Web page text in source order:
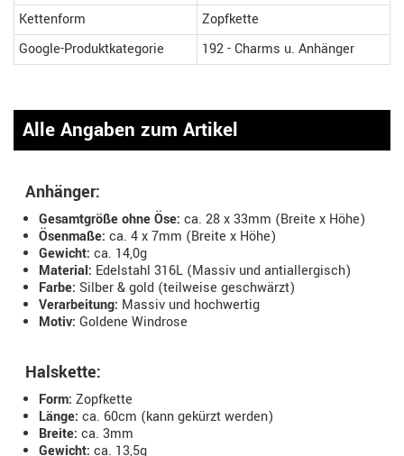
Kettenform
Zopfkette
Google-Produktkategorie
192 - Charms u. Anhänger
Alle Angaben zum Artikel
Anhänger:
Gesamtgröße ohne Öse: ca. 28 x 33mm (Breite x Höhe)
Ösenmaße: ca. 4 x 7mm (Breite x Höhe)
Gewicht: ca. 14,0g
Material: Edelstahl 316L (Massiv und antiallergisch)
Farbe: Silber & gold (teilweise geschwärzt)
Verarbeitung: Massiv und hochwertig
Motiv: Goldene Windrose
Halskette:
Form: Zopfkette
Länge: ca. 60cm (kann gekürzt werden)
Breite: ca. 3mm
Gewicht: ca. 13,5g